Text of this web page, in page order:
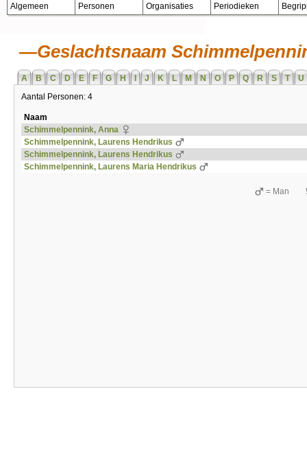
Algemeen Personen Organisaties Periodieken
Geslachtsnaam
A B C D E F G H J K L M N O P Q R S T
U
Aantal Personen: 4
Naam
Schimmelpennink, Anna
Schimmelpennink, Laurens Hendrikus
Schimmelpennink, Laurens Hendrikus
Schimmelpennink, Laurens Maria Hendrikus
= Man